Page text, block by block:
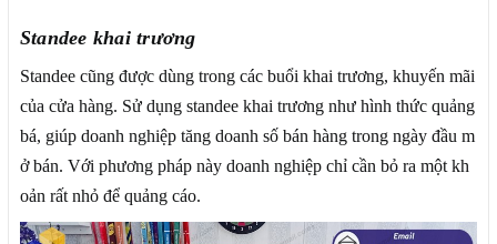
Standee khai trương
Standee cũng được dùng trong các buổi khai trương, khuyến mãi
của cửa hàng. Sử dụng standee khai trương như hình thức quảng
bá, giúp doanh nghiệp tăng doanh số bán hàng trong ngày đầu m
ở bán. Với phương pháp này doanh nghiệp chỉ cần bỏ ra một kh
oản rất nhỏ để quảng cáo.